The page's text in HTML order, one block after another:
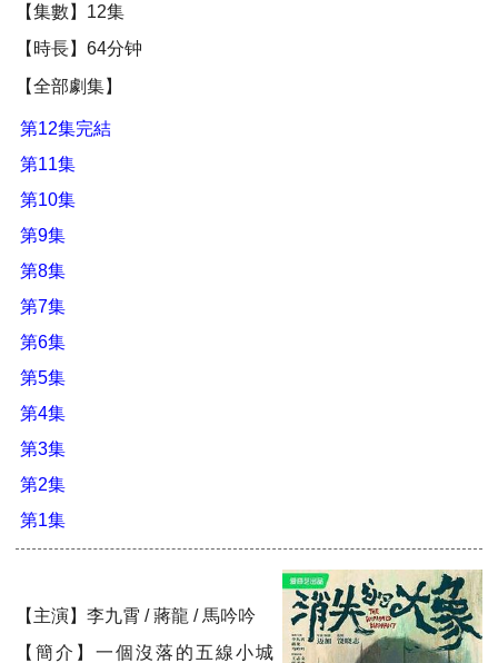
【集數】12集
【時長】64分钟
【全部劇集】
第12集完結
第11集
第10集
第9集
第8集
第7集
第6集
第5集
第4集
第3集
第2集
第1集
【主演】李九霄 / 蔣龍 / 馬吟吟
【簡介】一個沒落的五線小城